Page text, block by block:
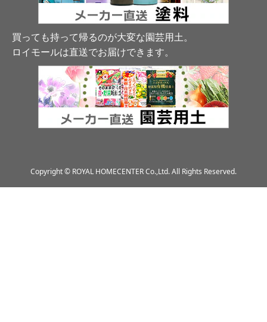
買っても持って帰るのが大変な園芸用土。
ロイモールは直送でお届けできます。
Copyright © ROYAL HOMECENTER Co.,Ltd. All Rights Reserved.